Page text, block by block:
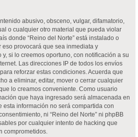
abusivo, obsceno, vulgar, difamatorio,
o cualquier otro material que pueda violar
donde “Reino del Norte” está instalado o
eso provocará que sea inmediata y
si lo creemos oportuno, con notificación a su
Las direcciones IP de todos los envíos
reforzar estas condiciones. Acuerda que
a eliminar, editar, mover o cerrar cualquier
lo creamos conveniente. Como usuario
que haya ingresado será almacenada en
esta información no será compartida con
ni “Reino del Norte” ni phpBB
por cualquier intento de hacking que
comprometidos.